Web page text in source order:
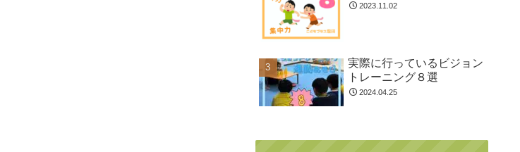
2023.11.02
実際に行っているビジョン
トレーニング８選
2024.04.25